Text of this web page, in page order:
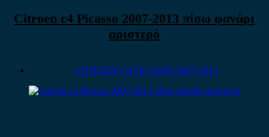
Citroen c4 Picasso 2007-2013 πίσω φανάρι
αριστερό
CITROEN C4 PICASSO 2007-2013